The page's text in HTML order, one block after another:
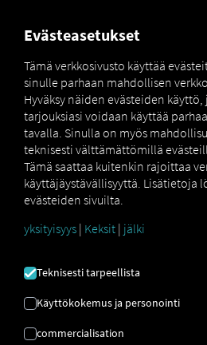
Marketplace
MAN
DigitalServices
GPS-nopeudensäädin
Evästeasetukset
Tämä verkkosivusto käyttää
sinulle parhaan mahdollisen
Hyväksy näiden evästeiden
tarjouksiasi voidaan käyttää
tavalla. Sinulla on myös
teknisesti välttämättömillä
Tämä saattaa kuitenkin rajoittaa
käyttäjäystävällisyyttä. Lisätietoja
evästeiden sivuilta.
yksityisyys | Keksit | jälki
Teknisesti tarpeellista
Käyttökokemus ja personointi
commercialisation